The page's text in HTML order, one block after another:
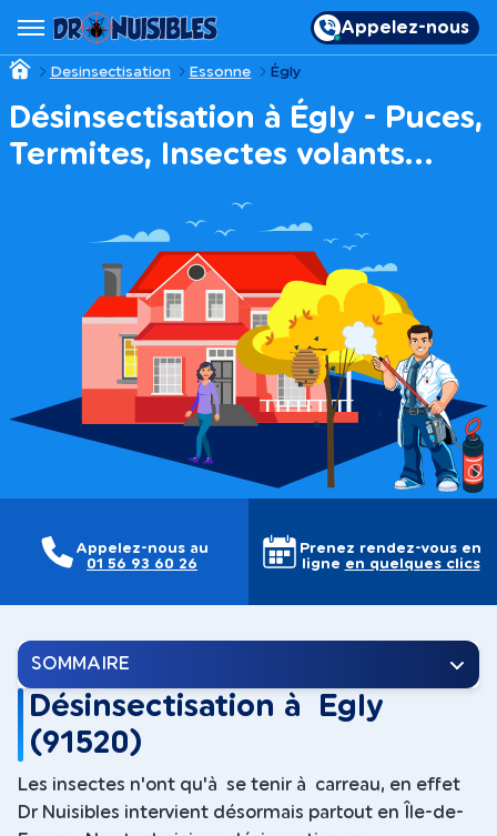
Appelez-nous
Desinsectisation Essonne Égly
Désinsectisation à Égly - Puces,
Termites, Insectes volants…
Appelez-nous au
01 56 93 60 26
Prenez rendez-vous en
ligne en quelques clics
SOMMAIRE
Désinsectisation à Egly
(91520)
Les insectes n'ont qu'à se tenir à carreau, en effet
Dr Nuisibles intervient désormais partout en Île-de-